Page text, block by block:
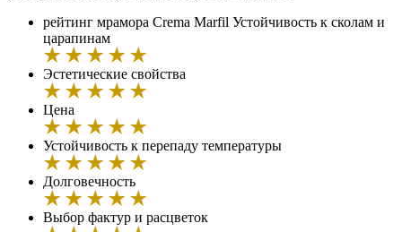
рейтинг мрамора Crema Marfil Устойчивость к сколам и
царапинам
Эстетические свойства
Цена
Устойчивость к перепаду температуры
Долговечность
Выбор фактур и расцветок